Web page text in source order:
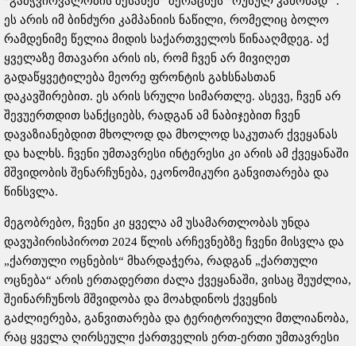
ეს არის იმ ბინძური კამპანიის ნაწილი, რომელიც ბოლო
რამდენიმე წელია მიდის საქართველოს წინააღმდეგ. აქ
ყველაზე მთავარი არის ის, რომ ჩვენ არ მივიღეთ
გადაწყვეტილება მეორე ფრონტის გახსნასთან
დაკავშირებით. ეს არის სრული სიმართლე. ასევე, ჩვენ არ
შევუერთდით სანქციებს, რადგან ამ ნაბიჯებით ჩვენ
დავაზიანებდით მხოლოდ და მხოლოდ საკუთარ ქვეყანას
და ხალხს. ჩვენი უმთავრესი ინტერესი კი არის ამ ქვეყანაში
მშვიდობის შენარჩუნება, ეკონომიკური განვითარება და
წინსვლა.
მეგობრებო, ჩვენი კი ყველა ამ უსამართლობას უნდა
დავუპირისპიროთ 2024 წლის არჩევნებზე ჩვენი მისვლა და
„ქართული ოცნების“ მხარდაჭერა, რადგან „ქართული
ოცნება“ არის ერთადერთი ძალა ქვეყანაში, ვისაც შეუძლია,
შეინარჩუნოს მშვიდობა და მოახდინოს ქვეყნის
გაძლიერება, განვითარება და ტერიტორიული მთლიანობა,
რაც ყველა ღირსეული ქართველის ერთ-ერთი უმთავრესი